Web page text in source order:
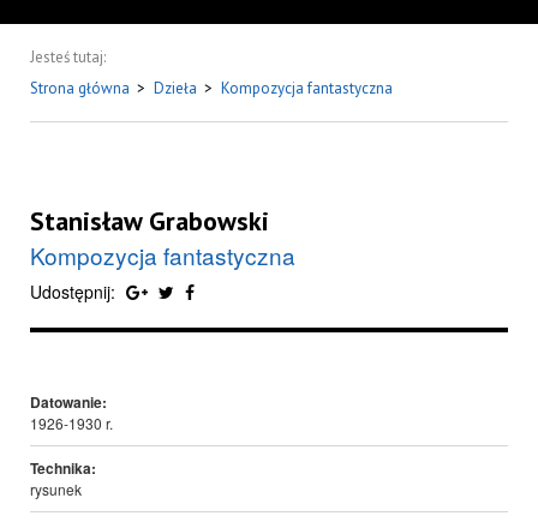
Jesteś tutaj:
Strona główna > Dzieła > Kompozycja fantastyczna
Stanisław Grabowski
Kompozycja fantastyczna
Udostępnij:
Datowanie:
1926-1930 r.
Technika:
rysunek